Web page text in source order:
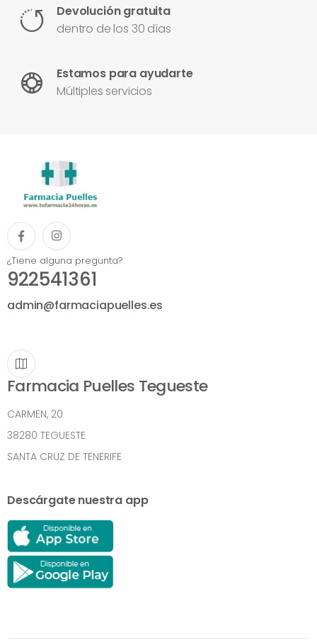
Devolución gratuita
dentro de los 30 días
Estamos para ayudarte
Múltiples servicios
¿Tiene alguna pregunta?
922541361
admin@farmaciapuelles.es
Farmacia Puelles Tegueste
CARMEN, 20
38280 TEGUESTE
SANTA CRUZ DE TENERIFE
Descárgate nuestra app